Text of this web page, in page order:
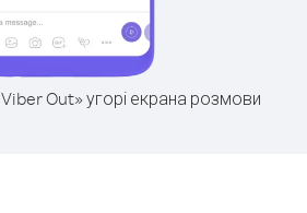
Out» угорі екрана розмови